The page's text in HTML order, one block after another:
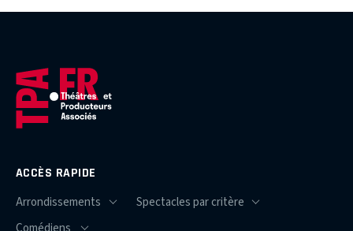
ACCÈS RAPIDE